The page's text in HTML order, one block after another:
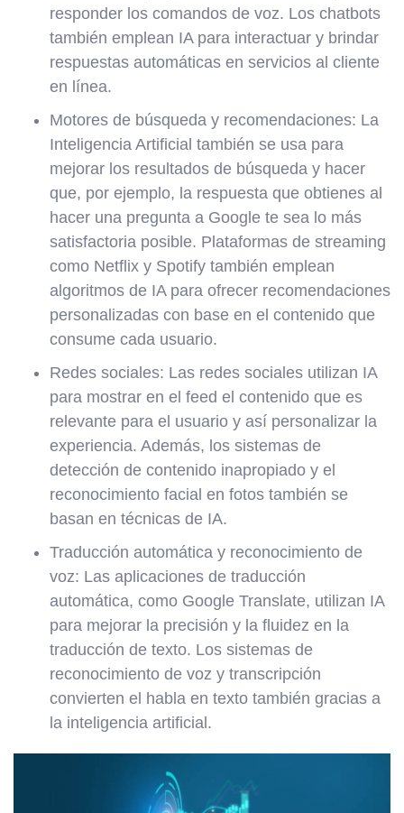
responder los comandos de voz. Los chatbots
también emplean IA para interactuar y brindar
respuestas automáticas en servicios al cliente
en línea.
Motores de búsqueda y recomendaciones: La
Inteligencia Artificial también se usa para
mejorar los resultados de búsqueda y hacer
que, por ejemplo, la respuesta que obtienes al
hacer una pregunta a Google te sea lo más
satisfactoria posible. Plataformas de streaming
como Netflix y Spotify también emplean
algoritmos de IA para ofrecer recomendaciones
personalizadas con base en el contenido que
consume cada usuario.
Redes sociales: Las redes sociales utilizan IA
para mostrar en el feed el contenido que es
relevante para el usuario y así personalizar la
experiencia. Además, los sistemas de
detección de contenido inapropiado y el
reconocimiento facial en fotos también se
basan en técnicas de IA.
Traducción automática y reconocimiento de
voz: Las aplicaciones de traducción
automática, como Google Translate, utilizan IA
para mejorar la precisión y la fluidez en la
traducción de texto. Los sistemas de
reconocimiento de voz y transcripción
convierten el habla en texto también gracias a
la inteligencia artificial.